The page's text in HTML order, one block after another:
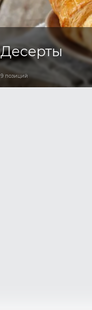
Десерты
9 позиций